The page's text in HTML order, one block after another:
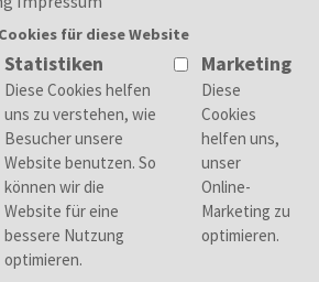
als auch hydraulische und
sowie elektronische Bauteile.
die mechatronischen Systeme
und SPS-Programme gesteuert,
anspruchsvollen Aufgaben bereiten
Ausbilder bestens vor. Nach der
montierst Du komplette
und Maschinen und sorgst dafür,
in bester Qualität installiert und in
für diese Website
Statistiken Marketing